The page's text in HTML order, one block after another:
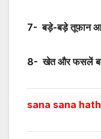
7- बड़े-बड़े तूफान आ
8- खेत और फसलें
sana sana